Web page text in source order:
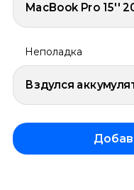
MacBook Pro 15''
Неполадка
Вздулся